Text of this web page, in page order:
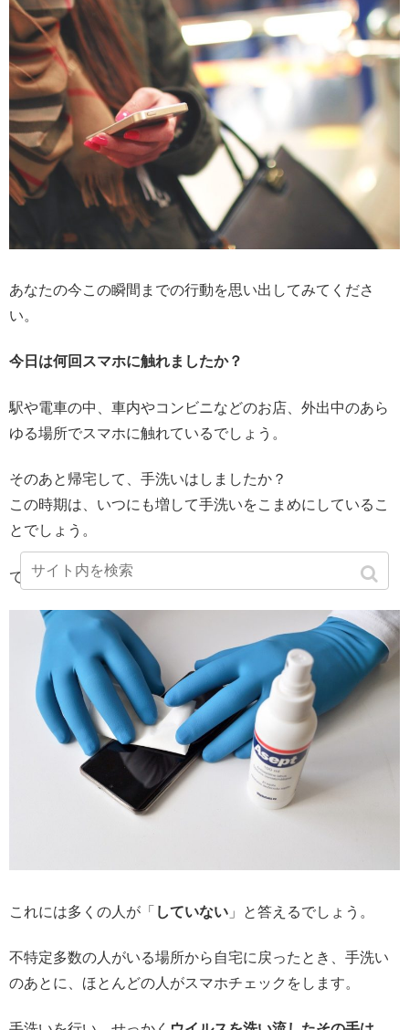
あなたの今この瞬間までの行動を思い出してみてくださ
い。
今日は何回スマホに触れましたか？
駅や電車の中、車内やコンビニなどのお店、外出中のあら
ゆる場所でスマホに触れているでしょう。
そのあと帰宅して、手洗いはしましたか？
この時期は、いつにも増して手洗いをこまめにしているこ
とでしょう。
では、手洗いと同時にスマホを消毒しましたか？
これには多くの人が「 していない 」と答えるでしょう。
不特定多数の人がいる場所から自宅に戻ったとき、手洗い
のあとに、ほとんどの人がスマホチェックをします。